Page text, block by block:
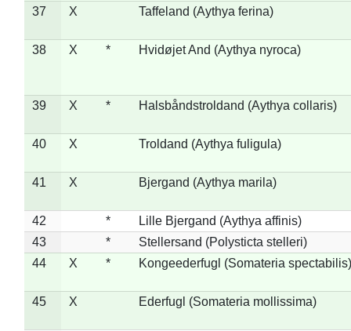
37 X Taffeland (Aythya ferina)
38 X * Hvidøjet And (Aythya nyroca)
39 X * Halsbåndstroldand (Aythya collaris)
40 X Troldand (Aythya fuligula)
41 X Bjergand (Aythya marila)
42 *
Lille Bjergand (Aythya affinis)
43
*
Stellersand (Polysticta stelleri)
44
X * Kongeederfugl (Somateria spectabilis)
45 X Ederfugl (Somateria mollissima)